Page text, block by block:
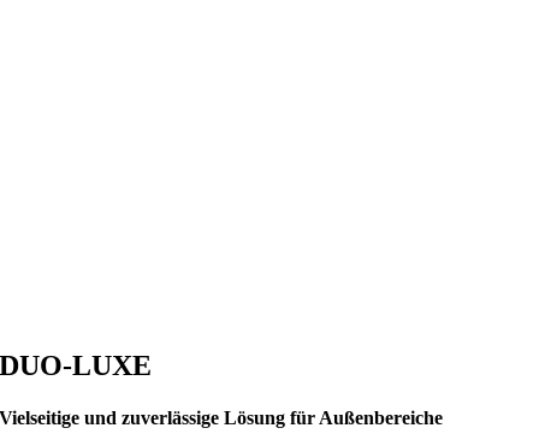
DUO-LUXE
Vielseitige und zuverlässige Lösung für Außenbereiche